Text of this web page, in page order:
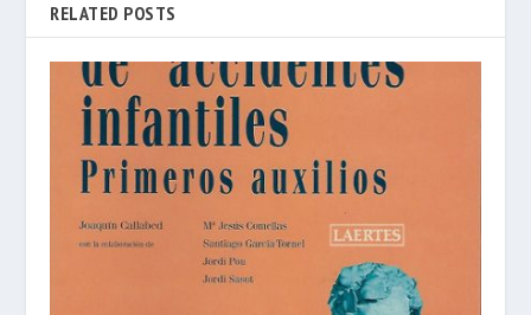
RELATED POSTS